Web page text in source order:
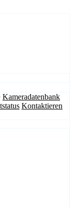
Kameradatenbank
Kontaktieren